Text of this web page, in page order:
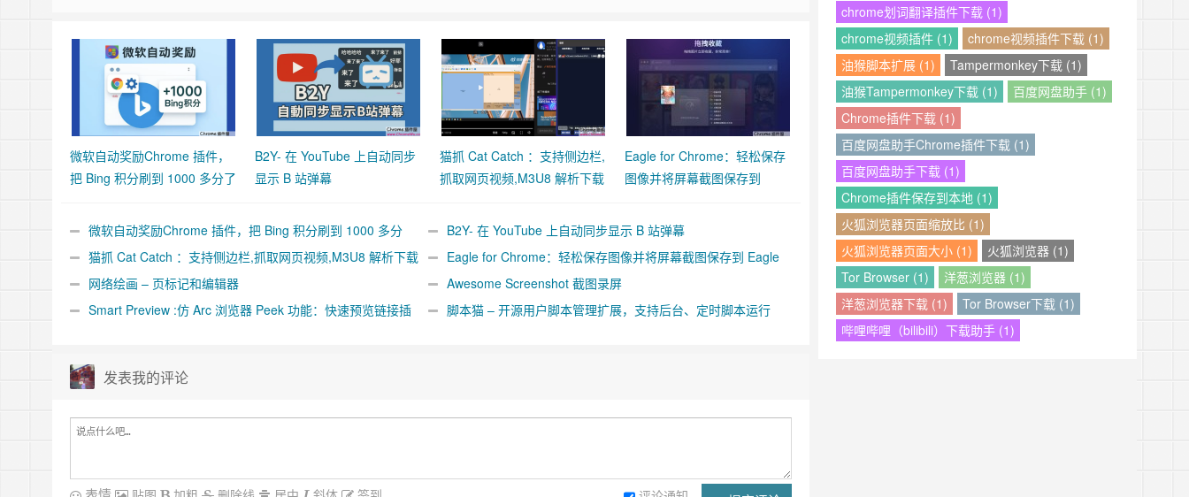
微软自动奖励Chrome 插件，
把 Bing 积分刷到 1000 多分了
B2Y- 在 YouTube 上自动同步
显示 B 站弹幕
猫抓 Cat Catch ：支持侧边栏,
抓取网页视频,M3U8 解析下载
Eagle for Chrome：轻松保存
图像并将屏幕截图保存到
微软自动奖励Chrome 插件，把 Bing 积分刷到 1000 多分
了
B2Y- 在 YouTube 上自动同步显示 B 站弹幕
猫抓 Cat Catch ：支持侧边栏,抓取网页视频,M3U8 解析下载
合并工具
Eagle for Chrome：轻松保存图像并将屏幕截图保存到 Eagle
App
网络绘画 – 页标记和编辑器
Awesome Screenshot 截图录屏
Smart Preview :仿 Arc 浏览器 Peek 功能：快速预览链接插
脚本猫 – 开源用户脚本管理扩展，支持后台、定时脚本运行
发表我的评论
chrome划词翻译插件下载 (1)
chrome视频插件 (1)
chrome视频插件下载 (1)
油猴脚本扩展 (1)
Tampermonkey下载 (1)
油猴Tampermonkey下载 (1)
百度网盘助手 (1)
Chrome插件下载 (1)
百度网盘助手Chrome插件下载 (1)
百度网盘助手下载 (1)
Chrome插件保存到本地 (1)
火狐浏览器页面缩放比 (1)
火狐浏览器页面大小 (1)
火狐浏览器 (1)
Tor Browser (1)
洋葱浏览器 (1)
洋葱浏览器下载 (1)
Tor Browser下载 (1)
哔哩哔哩（bilibili）下载助手 (1)